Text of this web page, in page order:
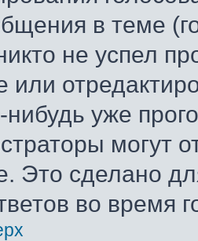
в теме
не успел
или
нибудь уже
могут
Это сделано
во время